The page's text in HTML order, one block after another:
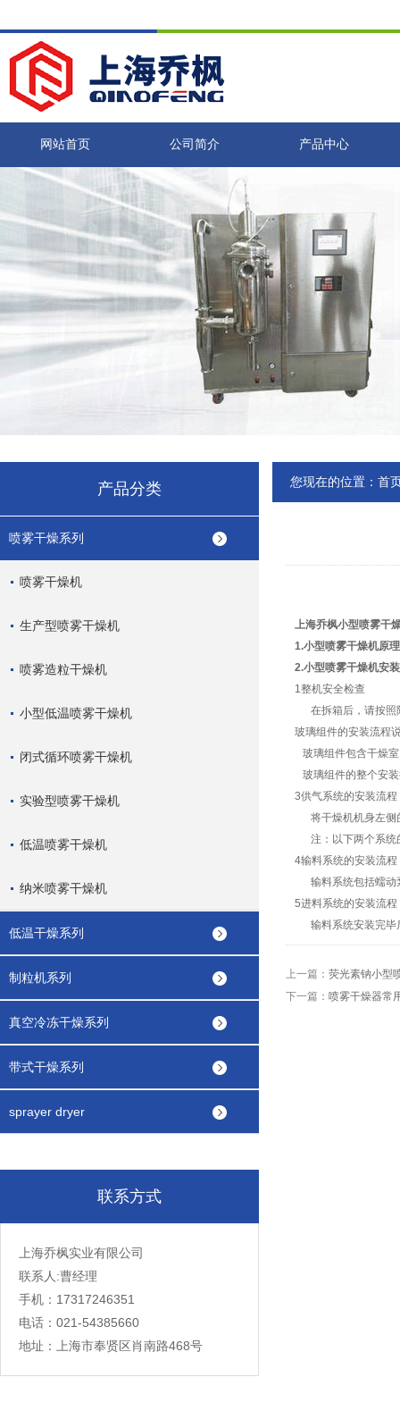
网站首页 公司简介 产品中心
产品分类
喷雾干燥系列
喷雾干燥机
生产型喷雾干燥机
喷雾造粒干燥机
小型低温喷雾干燥机
闭式循环喷雾干燥机
实验型喷雾干燥机
低温喷雾干燥机
纳米喷雾干燥机
低温干燥系列
制粒机系列
真空冷冻干燥系列
带式干燥系列
sprayer dryer
联系方式
上海乔枫实业有限公司
联系人:曹经理
手机：17317246351
电话：021-54385660
地址：上海市奉贤区肖南路468号
您现在的位置： 首
上海乔枫小型喷雾干
1.小型喷雾干燥机原
2.小型喷雾干燥机安
1整机安全检查
在拆箱后，请按照
玻璃组件的安装流程
玻璃组件包含干燥
玻璃组件的整个安
3供气系统的安装流程
将干燥机机身左侧
注：以下两个系统
4输料系统的安装流程
输料系统包括蠕动
5进料系统的安装流程
输料系统安装完毕
上一篇： 荧光素钠小型
下一篇： 喷雾干燥器常